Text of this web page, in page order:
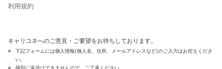
利用規約
キャリコネへのご意見・ご要望をお待ちしております。
下記フォームには個人情報(個人名、住所、メールアドレスなど)のご入力はお控えくださ
い。
個別に返信はできませんので、ご了承ください。